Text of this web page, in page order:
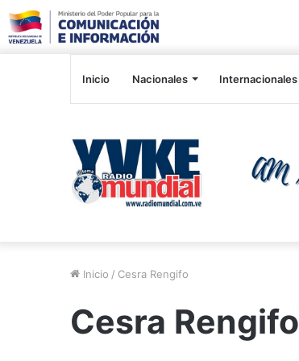
Inicio Nacionales Internacionales
Inicio / Cesra Rengifo
Cesra Rengifo